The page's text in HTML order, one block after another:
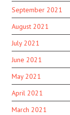
September 2021
August 2021
July 2021
June 2021
May 2021
April 2021
March 2021